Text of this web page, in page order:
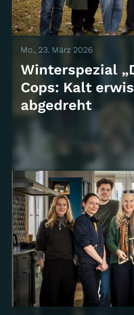
Mo., 23. März 2026
Winterspezial
Cops: Kalt
abgedreht